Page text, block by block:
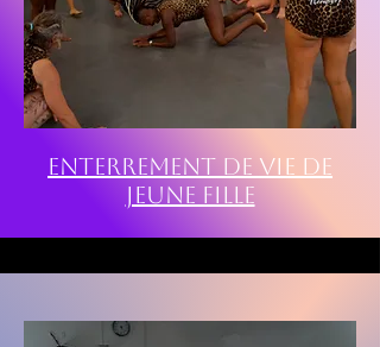
Enterrement de Vie de
Jeune Fille